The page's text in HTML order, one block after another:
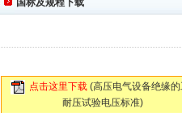
国标及规程下载
点击这里下载(高压电气设备绝缘的
耐压试验电压标准)